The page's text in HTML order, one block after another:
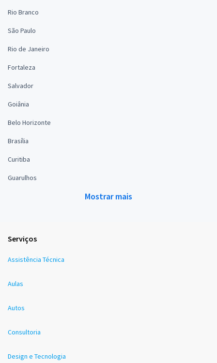
Rio Branco
São Paulo
Rio de Janeiro
Fortaleza
Salvador
Goiânia
Belo Horizonte
Brasília
Curitiba
Guarulhos
Mostrar mais
Serviços
Assistência Técnica
Aulas
Autos
Consultoria
Design e Tecnologia